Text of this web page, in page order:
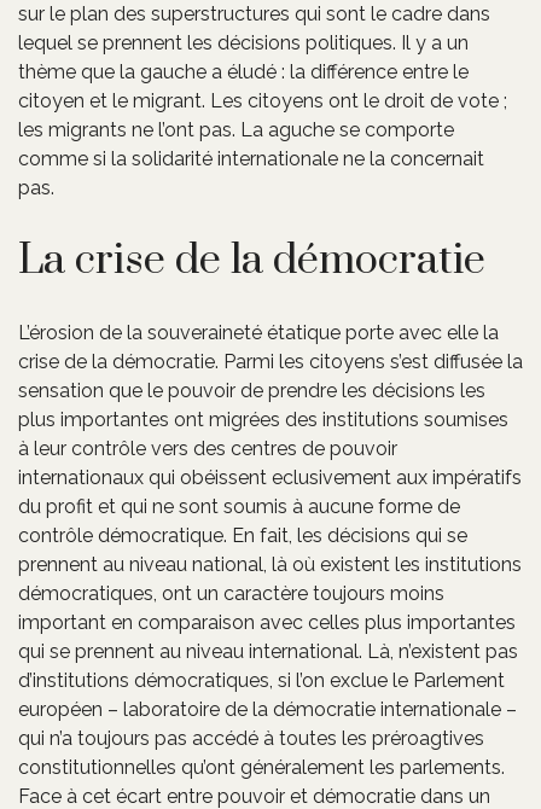
sur le plan des superstructures qui sont le cadre dans
lequel se prennent les décisions politiques. Il y a un
thème que la gauche a éludé : la différence entre le
citoyen et le migrant. Les citoyens ont le droit de vote ;
les migrants ne l’ont pas. La aguche se comporte
comme si la solidarité internationale ne la concernait
pas.
La crise de la démocratie
L’érosion de la souveraineté étatique porte avec elle la
crise de la démocratie. Parmi les citoyens s’est diffusée la
sensation que le pouvoir de prendre les décisions les
plus importantes ont migrées des institutions soumises
à leur contrôle vers des centres de pouvoir
internationaux qui obéissent eclusivement aux impératifs
du profit et qui ne sont soumis à aucune forme de
contrôle démocratique. En fait, les décisions qui se
prennent au niveau national, là où existent les institutions
démocratiques, ont un caractère toujours moins
important en comparaison avec celles plus importantes
qui se prennent au niveau international. Là, n’existent pas
d’institutions démocratiques, si l’on exclue le Parlement
européen – laboratoire de la démocratie internationale –
qui n’a toujours pas accédé à toutes les préroagtives
constitutionnelles qu’ont généralement les parlements.
Face à cet écart entre pouvoir et démocratie dans un